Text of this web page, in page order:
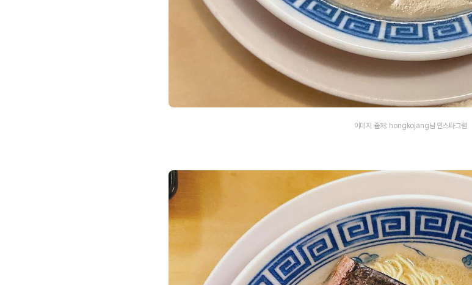
이미지 출처: hongkojang님 인스타그램